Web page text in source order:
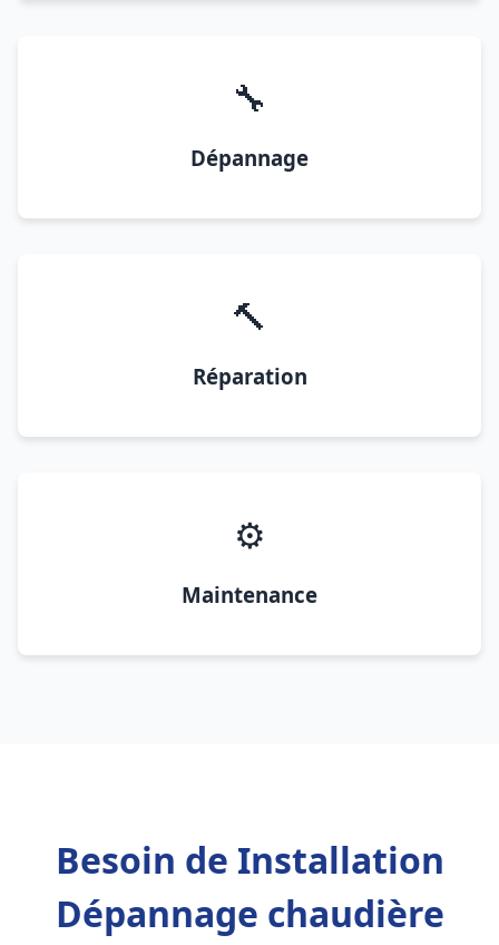
🔧
Dépannage
🔨
Réparation
⚙️
Maintenance
Besoin de Installation
Dépannage chaudière